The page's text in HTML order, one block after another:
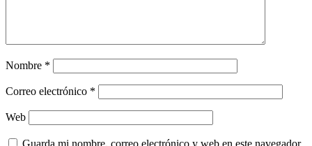
Nombre *
Correo electrónico *
Web